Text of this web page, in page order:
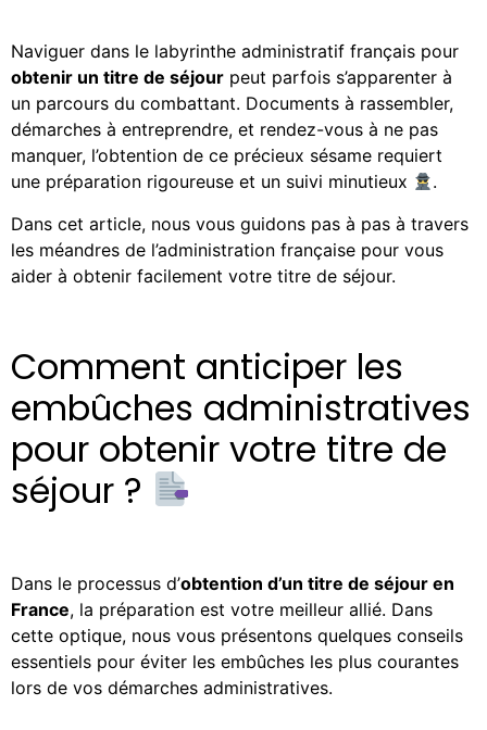
Naviguer dans le labyrinthe administratif français pour
obtenir un titre de séjour peut parfois s’apparenter à
un parcours du combattant. Documents à rassembler,
démarches à entreprendre, et rendez-vous à ne pas
manquer, l’obtention de ce précieux sésame requiert
une préparation rigoureuse et un suivi minutieux
.
Dans cet article, nous vous guidons pas à pas à travers
les méandres de l’administration française pour vous
aider à obtenir facilement votre titre de séjour.
Comment anticiper les
embûches administratives
pour obtenir votre titre de
séjour ?
Dans le processus d’obtention d’un titre de séjour en
France, la préparation est votre meilleur allié. Dans
cette optique, nous vous présentons quelques conseils
essentiels pour éviter les embûches les plus courantes
lors de vos démarches administratives.